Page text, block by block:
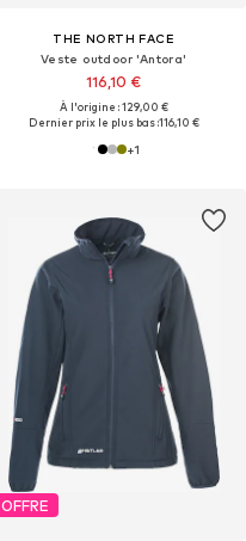
THE NORTH FACE
Veste outdoor 'Antora'
116,10 €
À l'origine : 129,00 €
Dernier prix le plus bas :116,10 €
+1
OFFRE